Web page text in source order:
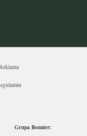
Grupa Bonnier: